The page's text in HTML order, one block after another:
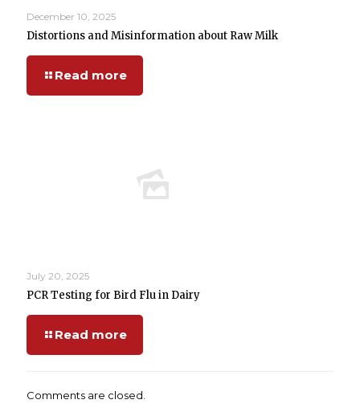
December 10, 2025
Distortions and Misinformation about Raw Milk
Read more
July 20, 2025
PCR Testing for Bird Flu in Dairy
Read more
Comments are closed.